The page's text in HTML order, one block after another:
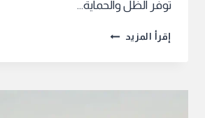
توفر الظل والحماية…
إقرأ المزيد مظلات
الأشكال